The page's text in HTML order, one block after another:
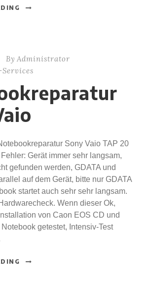
By Administrator
Sony Vaio TAP 20
Gerät immer sehr langsam,
gefunden werden, GDATA und
auf dem Gerät, bitte nur GDATA
startet auch sehr sehr langsam.
Wenn dieser Ok,
von Caon EOS CD und
getestet, Intensiv-Test